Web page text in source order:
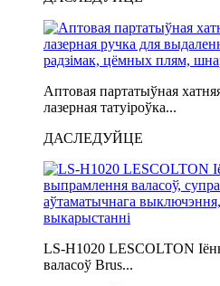
Аптовая партатыўная
лазерная татуіроўка...
ДАСЛЕДУЙЦЕ
LS-H1020 LESCOLTON
валасоў Brus...